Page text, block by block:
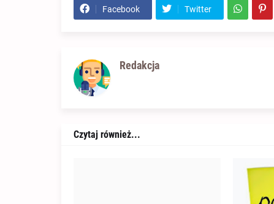
Facebook Twitter
Redakcja
Czytaj również...